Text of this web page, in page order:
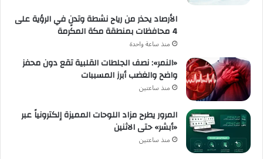
الأرصاد يحذر من رياح نشطة وتدنٍ في الرؤية على
4 محافظات بمنطقة مكة المكرمة
منذ ساعة واحدة
«النمر»: نصف الجلطات القلبية تقع دون محفز
واضح والغضب أبرز المسببات
منذ ساعتين
المرور يطرح مزاد اللوحات المميزة إلكترونياً عبر
«أبشر» حتى الاثنين
منذ ساعتين